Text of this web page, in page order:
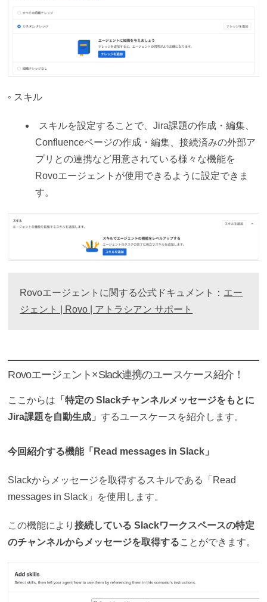
◦ スキル
スキルを設定することで、Jira課題の作成・編集、
Confluenceページの作成・編集、接続済みの外部ア
プリとの連携など用意されている様々な機能を
Rovoエージェントが使用できるように設定できま
す。
Rovoエージェントに関する公式ドキュメント： エー
ジェント | Rovo | アトラシアン サポート
Rovoエージェント×Slack連携のユースケース紹介！
ここからは 「特定の Slackチャンネルメッセージをもとに
Jira課題を自動生成」するユースケースを紹介します。
今回紹介する機能「Read messages in Slack」
Slackからメッセージを取得するスキルである「Read
messages in Slack」を使用します。
この機能により接続している Slackワークスペースの特定
のチャンネルからメッセージを取得することができます。